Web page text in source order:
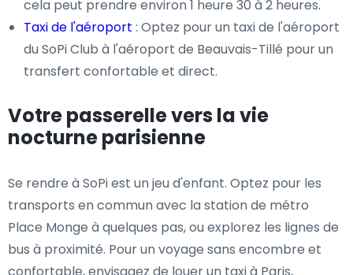
cela peut prendre environ 1 heure 30 à 2 heures.
Taxi de l'aéroport : Optez pour un taxi de l'aéroport
du SoPi Club à l'aéroport de Beauvais-Tillé pour un
transfert confortable et direct.
Votre passerelle vers la vie
nocturne parisienne
Se rendre à SoPi est un jeu d'enfant. Optez pour les
transports en commun avec la station de métro
Place Monge à quelques pas, ou explorez les lignes de
bus à proximité. Pour un voyage sans encombre et